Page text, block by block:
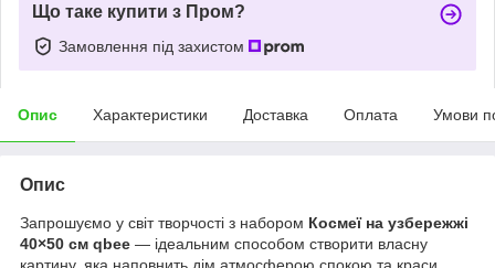
Що таке купити з Пром?
Замовлення під захистом
Опис Характеристики Доставка Оплата Умови
Опис
Запрошуємо у світ творчості з набором Космеї на узбережжі
40×50 см qbee — ідеальним способом створити власну
картину, яка наповнить дім атмосферою спокою та краси